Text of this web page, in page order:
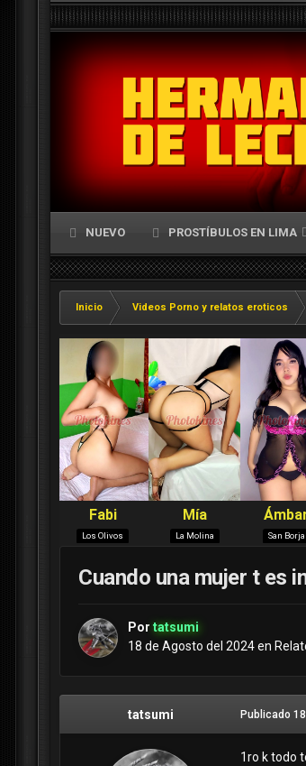
NUEVO PROSTÍBULOS EN LIMA
Inicio Videos Porno y relatos eroticos
Cuando una mujer t es
Portatsumi
18 de Agosto del 2024en
tatsumi Publicado
1ro k todo